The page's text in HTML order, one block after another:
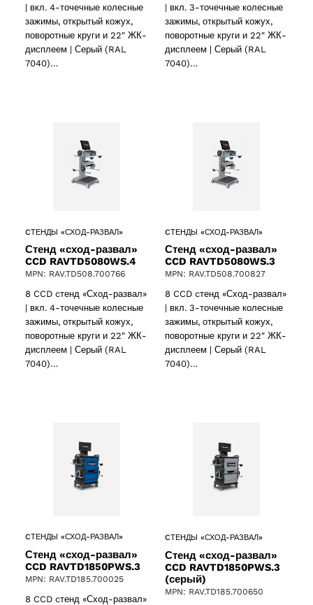
| вкл. 4-точечные колесные
зажимы, открытый кожух,
поворотные круги и 22″ ЖК-
дисплеем | Серый (RAL
7040)…
| вкл. 3-точечные колесные
зажимы, открытый кожух,
поворотные круги и 22″ ЖК-
дисплеем | Серый (RAL
7040)…
CТЕНДЫ «СХОД-РАЗВАЛ»
Стенд «сход-развал»
CCD RAVTD5080WS.4
MPN: RAV.TD508.700766
8 CCD cтенд «Сход-развал»
| вкл. 4-точечные колесные
зажимы, открытый кожух,
поворотные круги и 22″ ЖК-
дисплеем | Серый (RAL
7040)…
CТЕНДЫ «СХОД-РАЗВАЛ»
Стенд «сход-развал»
CCD RAVTD5080WS.3
MPN: RAV.TD508.700827
8 CCD cтенд «Сход-развал»
| вкл. 3-точечные колесные
зажимы, открытый кожух,
поворотные круги и 22″ ЖК-
дисплеем | Серый (RAL
7040)…
CТЕНДЫ «СХОД-РАЗВАЛ»
Стенд «сход-развал»
CCD RAVTD1850PWS.3
MPN: RAV.TD185.700025
8 CCD cтенд «Сход-развал»
CТЕНДЫ «СХОД-РАЗВАЛ»
Стенд «сход-развал»
CCD RAVTD1850PWS.3
(серый)
MPN: RAV.TD185.700650